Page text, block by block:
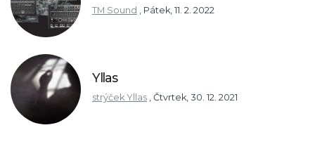
TM Sound Pátek, 11. 2. 2022
Yllas
strýček Yllas Čtvrtek, 30. 12. 2021